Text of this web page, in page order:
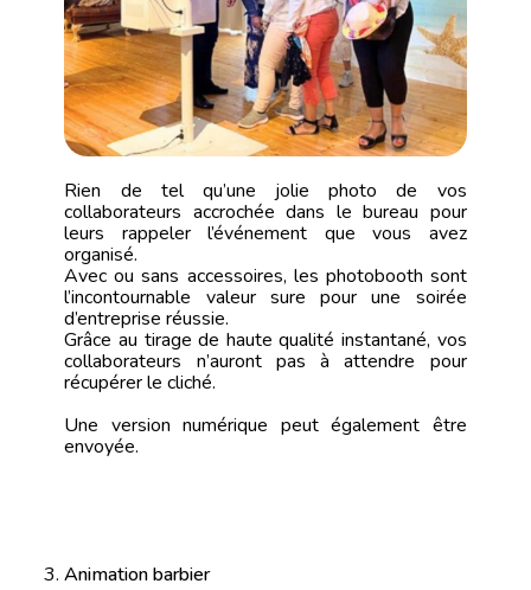
Rien de tel qu’une jolie photo de vos
collaborateurs accrochée dans le bureau pour
leurs rappeler l’événement que vous avez
organisé.
Avec ou sans accessoires, les photobooth sont
l’incontournable valeur sure pour une soirée
d’entreprise réussie.
Grâce au tirage de haute qualité instantané, vos
collaborateurs n’auront pas à attendre pour
récupérer le cliché.
Une version numérique peut également être
envoyée.
Animation barbier